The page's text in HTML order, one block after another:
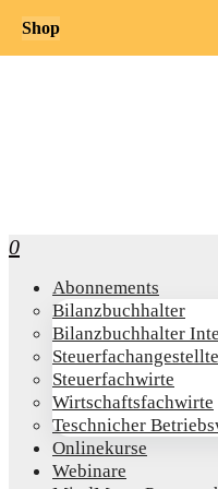
0
Abon­ne­ments
Bilanz­buch­hal­ter
Bilanz­buch­hal­ter
Steu­er­fach­an­ge­stell­te
Steu­er­fach­wir­te
Wirt­schafts­fach­wir­te
Teschni­cher
Online­kur­se
Web­i­na­re
Shop